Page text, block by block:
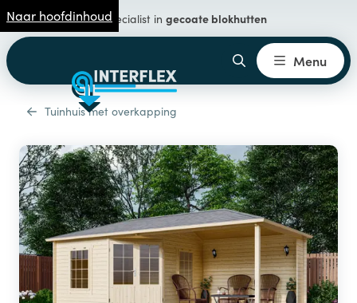
Naar hoofdinhoudSpecialist in gecoate blokhutten
Menu
Tuinhuis met overkapping